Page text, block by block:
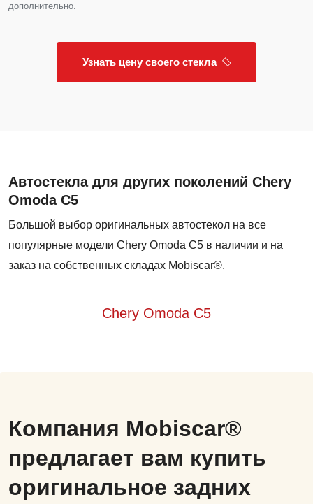
дополнительно.
Узнать цену своего стекла
Автостекла для других поколений Chery
Omoda C5
Большой выбор оригинальных автостекол на все
популярные модели Chery Omoda C5 в наличии и на
заказ на собственных складах Mobiscar®.
Chery Omoda C5
Компания Mobiscar®
предлагает вам купить
оригинальное задних